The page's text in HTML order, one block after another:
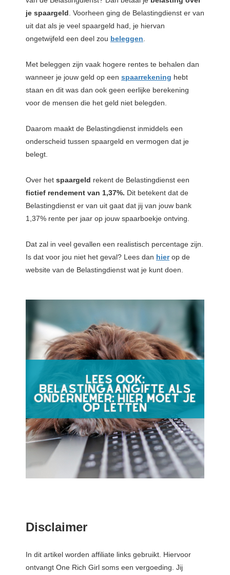
je spaargeld . Voorheen ging de Belastingdienst er van
uit dat als je veel spaargeld had, je hiervan
ongetwijfeld een deel zou beleggen
Met beleggen zijn vaak hogere rentes te behalen dan
wanneer je jouw geld op een spaarrekening hebt
staan en dit was dan ook geen eerlijke berekening
voor de mensen die het geld niet belegden.
Daarom maakt de Belastingdienst inmiddels een
onderscheid tussen spaargeld en vermogen dat je
belegt.
Over het spaargeld rekent de Belastingdienst een
fictief rendement van 1,37%. Dit betekent dat de
Belastingdienst er van uit gaat dat jij van jouw bank
1,37% rente per jaar op jouw spaarboekje ontving.
Dat zal in veel gevallen een realistisch percentage zijn.
Is dat voor jou niet het geval? Lees dan hierop de
website van de Belastingdienst wat je kunt doen.
Disclaimer
In dit artikel worden affiliate links gebruikt. Hiervoor
ontvangt One Rich Girl soms een vergoeding. Jij